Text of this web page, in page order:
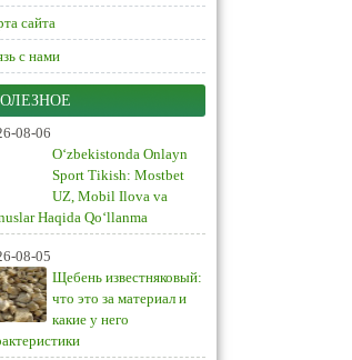
сайта
с нами
08-06
O‘zbekistonda Onlayn
Sport Tikish: Mostbet
UZ, Mobil Ilova va
Haqida Qo‘llanma
08-05
Щебень известняковый:
что это за материал и
какие у него